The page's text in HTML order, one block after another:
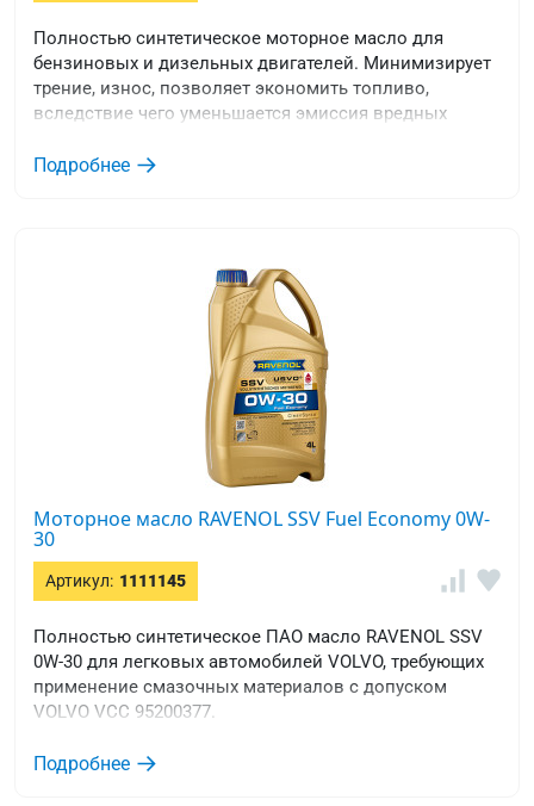
Полностью синтетическое моторное масло для
бензиновых и дизельных двигателей. Минимизирует
трение, износ, позволяет экономить топливо,
вследствие чего уменьшается эмиссия вредных
Подробнее
Моторное масло RAVENOL SSV Fuel Economy 0W-
30
Артикул: 1111145
Полностью синтетическое ПАО масло RAVENOL SSV
0W-30 для легковых автомобилей VOLVO, требующих
применение смазочных материалов с допуском
VOLVO VCC 95200377.
Подробнее